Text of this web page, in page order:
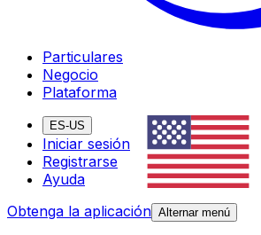
Particulares
Negocio
Plataforma
ES-US
Iniciar sesión
Registrarse
Ayuda
Obtenga la aplicación Alternar menú